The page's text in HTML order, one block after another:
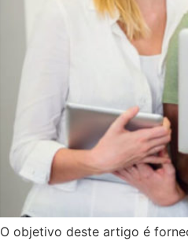
O objetivo deste artigo é